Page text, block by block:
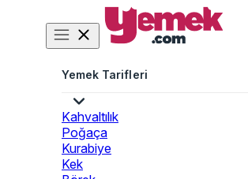
Yemek Tarifleri
Kahvaltılık
Poğaça
Kurabiye
Kek